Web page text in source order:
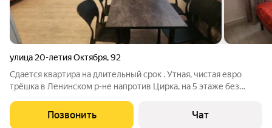
улица 20-летия Октября,92
Сдается квартира на длительный срок . Утная, чистая евро
трёшка в Ленинском р-не напротив Цирка, на 5 этаже без
совмещенный с кухней. В квартире остаётся всё что вы видите
на фото кроме постельного
Позвонить Чат